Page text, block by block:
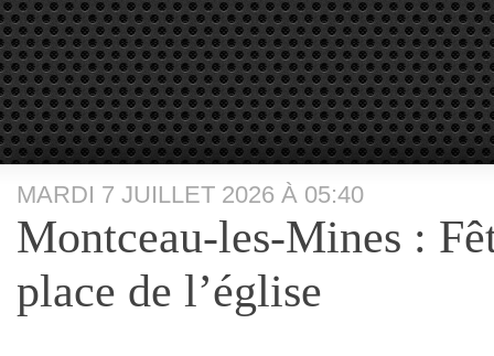
MARDI 7 JUILLET 2026 À 05:40
Montceau-les-Mines :
place de l’église